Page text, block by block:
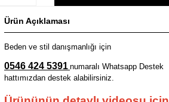
Ürün Açıklaması
Beden ve stil danışmanlığı için
0546 424 5391 numaralı Whatsapp Destek
hattımızdan destek alabilirsiniz.